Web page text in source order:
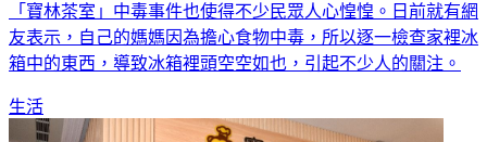
友表示，自己的媽媽因為擔心食物中毒，所以逐一檢查家裡冰
箱中的東西，導致冰箱裡頭空空如也，引起不少人的關注。